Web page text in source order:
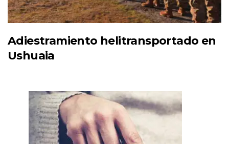
Adiestramiento helitransportado en
Ushuaia